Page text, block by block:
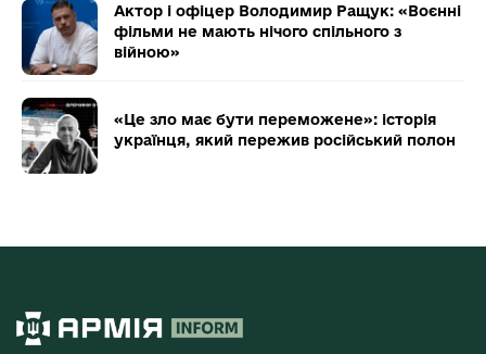
Актор і офіцер Володимир Ращук: «Воєнні
фільми не мають нічого спільного з
війною»
«Це зло має бути переможене»: історія
українця, який пережив російський полон